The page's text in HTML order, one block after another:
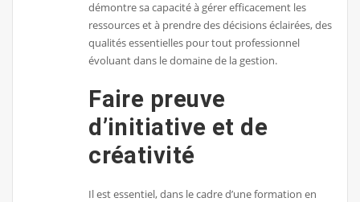
démontre sa capacité à gérer efficacement les
ressources et à prendre des décisions éclairées, des
qualités essentielles pour tout professionnel
évoluant dans le domaine de la gestion.
Faire preuve
d’initiative et de
créativité
Il est essentiel, dans le cadre d’une formation en